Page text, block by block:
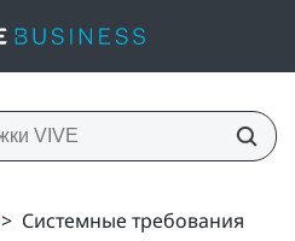
> Системные требования